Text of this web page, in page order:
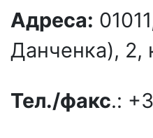
Адреса:
Данченка), 2,
Тел./факс.: